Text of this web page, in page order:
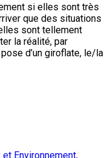
si elles sont très
que des situations
sont tellement
la réalité, par
d’un giroflate, le/la
Environnement,